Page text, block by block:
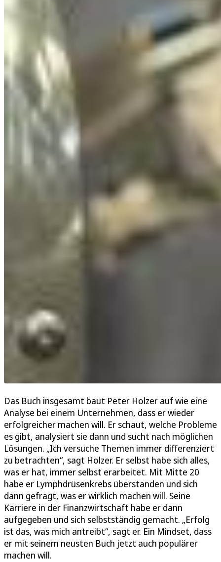
Das Buch insgesamt baut Peter Holzer auf wie eine
Analyse bei einem Unternehmen, dass er wieder
erfolgreicher machen will. Er schaut, welche Probleme
es gibt, analysiert sie dann und sucht nach möglichen
Lösungen. „Ich versuche Themen immer differenziert
zu betrachten“, sagt Holzer. Er selbst habe sich alles,
was er hat, immer selbst erarbeitet. Mit Mitte 20
habe er Lymphdrüsenkrebs überstanden und sich
dann gefragt, was er wirklich machen will. Seine
Karriere in der Finanzwirtschaft habe er dann
aufgegeben und sich selbstständig gemacht. „Erfolg
ist das, was mich antreibt“, sagt er. Ein Mindset, dass
er mit seinem neusten Buch jetzt auch populärer
machen will.